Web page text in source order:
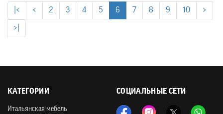
|< < 2 3 4 5 6 7 8 9 10 >
>|
СОЦИАЛЬНЫЕ СЕТИ
КАТЕГОРИИ
Итальянская мебель